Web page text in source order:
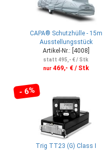
CAPA® Schutzhülle - 15m
Ausstellungsstück
Artikel-Nr.: [4008]
statt 495,- € / Stk
nur469,- € / Stk
- 6%
Trig TT23 (G) Class I